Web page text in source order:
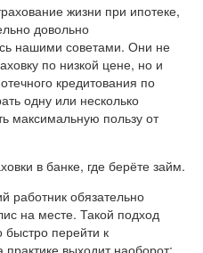
жизни при ипотеке,
довольно
нашими советами. Они не
по низкой цене, но и
кредитования по
одну или несколько
максимальную пользу от
в банке, где берёте займ.
работник обязательно
на месте. Такой подход
перейти к
выходит наоборот: